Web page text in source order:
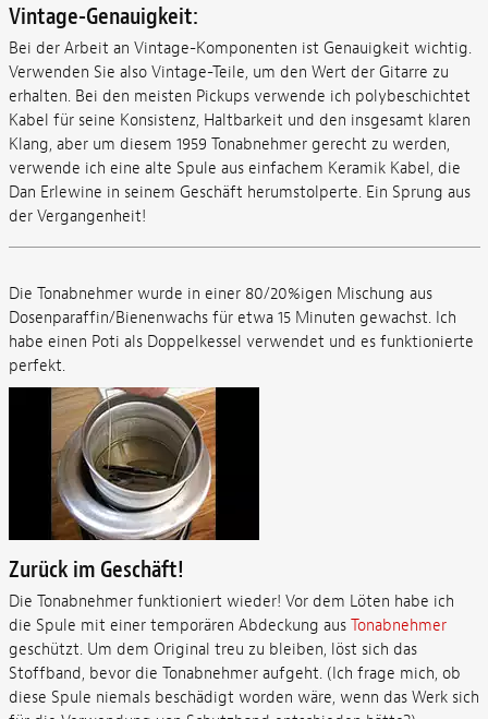
Vintage-Genauigkeit:
Bei der Arbeit an Vintage-Komponenten ist Genauigkeit wichtig.
Verwenden Sie also Vintage-Teile, um den Wert der Gitarre zu
erhalten. Bei den meisten Pickups verwende ich polybeschichtet
Kabel für seine Konsistenz, Haltbarkeit und den insgesamt klaren
Klang, aber um diesem 1959 Tonabnehmer gerecht zu werden,
verwende ich eine alte Spule aus einfachem Keramik Kabel, die
Dan Erlewine in seinem Geschäft herumstolperte. Ein Sprung aus
der Vergangenheit!
Die Tonabnehmer wurde in einer 80/20%igen Mischung aus
Dosenparaffin/Bienenwachs für etwa 15 Minuten gewachst. Ich
habe einen Poti als Doppelkessel verwendet und es funktionierte
perfekt.
Zurück im Geschäft!
Die Tonabnehmer funktioniert wieder! Vor dem Löten habe ich
die Spule mit einer temporären Abdeckung aus Tonabnehmer
geschützt. Um dem Original treu zu bleiben, löst sich das
Stoffband, bevor die Tonabnehmer aufgeht. (Ich frage mich, ob
diese Spule niemals beschädigt worden wäre, wenn das Werk sich